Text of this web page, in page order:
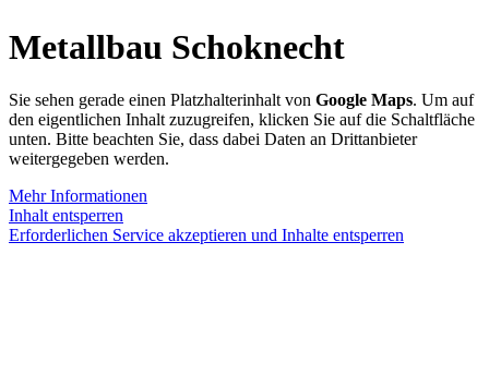
Metallbau Schoknecht
Sie sehen gerade einen Platzhalterinhalt von Google Maps. Um auf
den eigentlichen Inhalt zuzugreifen, klicken Sie auf die Schaltfläche
unten. Bitte beachten Sie, dass dabei Daten an Drittanbieter
weitergegeben werden.
Mehr Informationen
Inhalt entsperren
Erforderlichen Service akzeptieren und Inhalte entsperren